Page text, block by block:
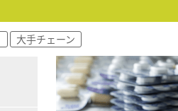
大手チェーン